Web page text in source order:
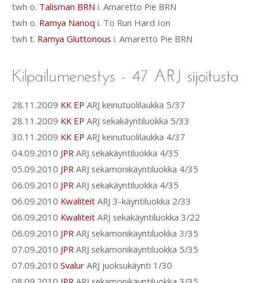
twh o. Talisman BRN i. Amaretto Pie BRN
twh o. Ramya Nanoq i. To Run Hard Ion
twh t. Ramya Gluttonous i. Amaretto Pie BRN
28.11.2009 KK EP ARJ keinutuolilaukka 5/37
28.11.2009 KK EP ARJ sekakäyntiluokka 5/33
30.11.2009 KK EP ARJ keinutuolilaukka 4/37
04.09.2010 JPR ARJ sekakäyntiluokka 4/35
05.09.2010 JPR ARJ sekamonikäyntiluokka 4/35
06.09.2010 JPR ARJ sekakäyntiluokka 4/35
06.09.2010 Kwaliteit ARJ 3-käyntiluokka 2/33
06.09.2010 Kwaliteit ARJ sekakäyntiluokka 3/22
06.09.2010 JPR ARJ sekamonikäyntiluokka 3/35
07.09.2010 JPR ARJ sekamonikäyntiluokka 5/35
07.09.2010 Svalur ARJ juoksukäynti 1/30